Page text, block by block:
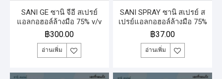
SANI GE ซานิ จีอี สเปรย์
แอลกอฮอล์ล้างมือ 75% v/v
แกลลอน 5 ลิตร
฿300.00
อ่านเพิ่ม
SANI SPRAY ซานิ สเปรย์ ส
เปรย์แอลกอฮอล์ล้างมือ 75%
v/v SNAP NO 120 มิลลิลิตร
฿37.00
อ่านเพิ่ม